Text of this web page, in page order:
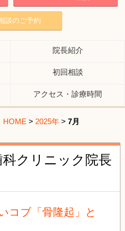
談のご予約
院長紹介
初回相談
アクセス・診療時間
HOME > 2025年 > 7月
クリニック院長
コブ「骨隆起」と